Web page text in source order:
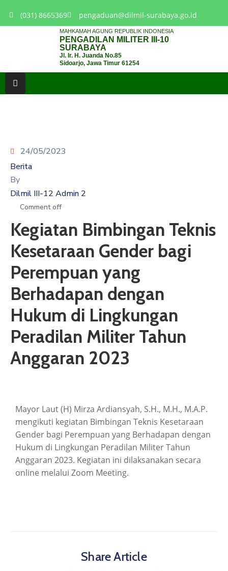
(031) 8665369 pengaduan@dilmil-surabaya.go.id
MAHKAMAH AGUNG REPUBLIK INDONESIA
PENGADILAN MILITER III-10
SURABAYA
Jl. Ir. H. Juanda No.85
Sidoarjo, Jawa Timur 61254
PENGADILAN
PUBLIK
KINERJA
ARTIKEL
GALERI
HUBUNGI
24/05/2023
Berita
By
Dilmil III-12 Admin 2
Comment off
Kegiatan Bimbingan Teknis
Kesetaraan Gender bagi
Perempuan yang
Berhadapan dengan
Hukum di Lingkungan
Peradilan Militer Tahun
Anggaran 2023
Mayor Laut (H) Mirza Ardiansyah, S.H., M.H., M.A.P.
mengikuti kegiatan Bimbingan Teknis Kesetaraan
Gender bagi Perempuan yang Berhadapan dengan
Hukum di Lingkungan Peradilan Militer Tahun
Anggaran 2023. Kegiatan ini dilaksanakan secara
online melalui Zoom Meeting.
Share Article